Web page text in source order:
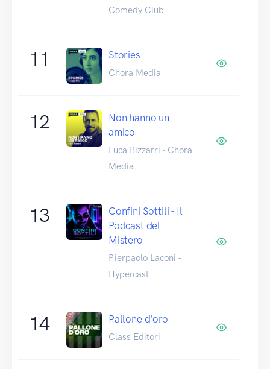
Comedy Club
11 Stories
Chora Media
12
Non hanno un
amico
Luca Bizzarri - Chora
Media
13
Confini Sottili - Il
Podcast del
Mistero
Pierpaolo Laconi -
Hypercast
14 Pallone d'oro
Class Editori